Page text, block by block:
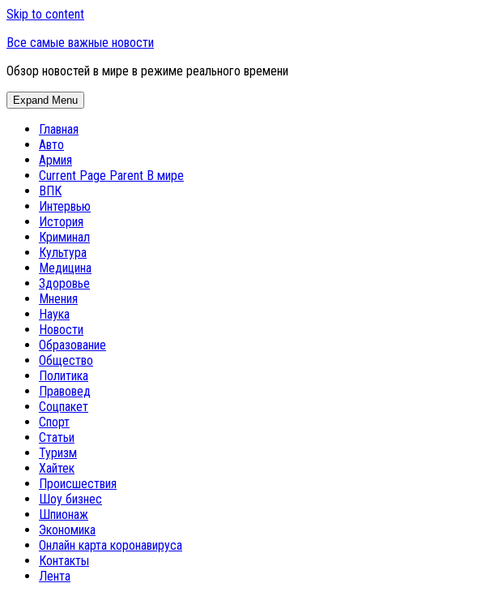
Skip to content
Все самые важные новости
Обзор новостей в мире в режиме реального времени
Expand Menu
Главная
Авто
Армия
Current Page Parent В мире
ВПК
Интервью
История
Криминал
Культура
Медицина
Здоровье
Мнения
Наука
Новости
Образование
Общество
Политика
Правовед
Соцпакет
Спорт
Статьи
Туризм
Хайтек
Происшествия
Шоу бизнес
Шпионаж
Экономика
Онлайн карта коронавируса
Контакты
Лента